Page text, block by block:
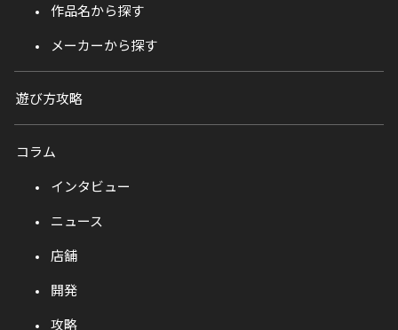
作品名から探す
メーカーから探す
遊び方攻略
コラム
インタビュー
ニュース
店舗
開発
攻略